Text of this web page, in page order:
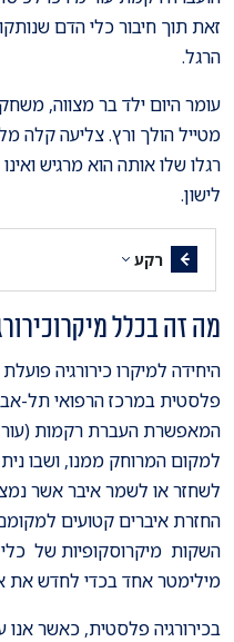
זאת תוך חיבור כלי הדם
הרגל.
עומר היום ילד בר מצווה,
מטייל הולך ורץ. צליעה קלה
רגלו שלו אותה הוא מרגיש
לישון.
רקע
מה זה בכלל
פלסטית במרכז הרפואי תל-
המאפשרת העברת רקמות
למקום המרוחק ממנו, ושבו
לשחזר או לשמר איבר אשר
החזרת איברים קטועים
השקות מיקרוסקופיות של
מילימטר אחד בכדי לחדש
בכירורגיה פלסטית, כאשר אנו